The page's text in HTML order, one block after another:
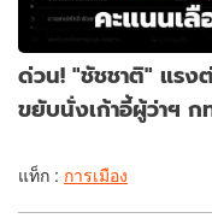
ด่วน! "ชัชชาติ" แรง
ขยับนั่งเก้าอี้ผู้ว่าฯ
แท็ก : การเมือง